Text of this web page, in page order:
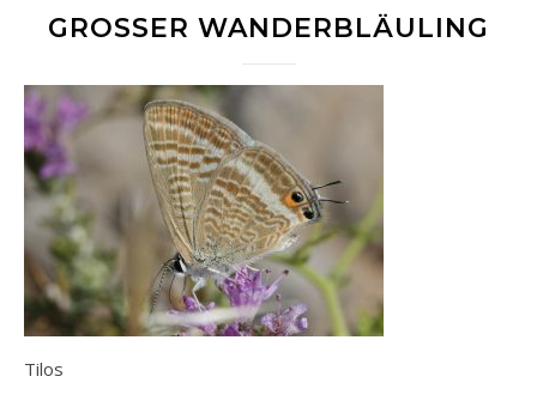
GROSSER WANDERBLÄULING
Tilos